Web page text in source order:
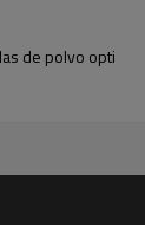
de polvo opti